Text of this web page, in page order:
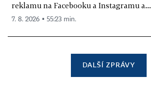
reklamu na Facebooku a Instagramu a...
7. 8. 2026 ▪ 55:23 min.
DALŠÍ ZPRÁVY